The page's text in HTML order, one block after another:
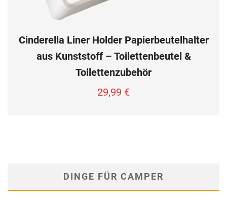
Cinderella Liner Holder Papierbeutelhalter
aus Kunststoff – Toilettenbeutel &
Toilettenzubehör
29,99 €
DINGE FÜR CAMPER